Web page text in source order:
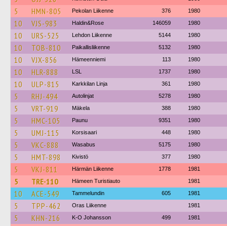
5 HMN-805 Pekolan Liikenne 376 1980
10 VJS-983 Haldin&Rose 146059 1980
10 URS-525 Lehdon Liikenne 5144 1980
10 TOB-810 Paikallisliikenne 5132 1980
10 VJX-856 Hämeenniemi 113 1980
10 HLR-888 LSL 1737 1980
10 ULP-815 Karkkilan Linja 361 1980
5 RHJ-494 Autolinjat 5278 1980
5 VRT-919 Mäkela 388 1980
5 HMC-105 Paunu 9351 1980
5 UMJ-115 Korsisaari 448 1980
5 VKC-888 Wasabus 5175 1980
5 HMT-898 Kivistö 377 1980
5 VKJ-811 Härmän Liikenne 1778 1981
5 TRE-110 Hämeen Turistiauto 1981
10 ACE-549 Tammelundin 605 1981
5 TPP-462 Oras Liikenne 1981
5 KHN-216 K-O Johansson 499 1981